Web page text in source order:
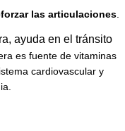
las articulaciones
ayuda en el tránsito
es fuente de vitaminas
cardiovascular y